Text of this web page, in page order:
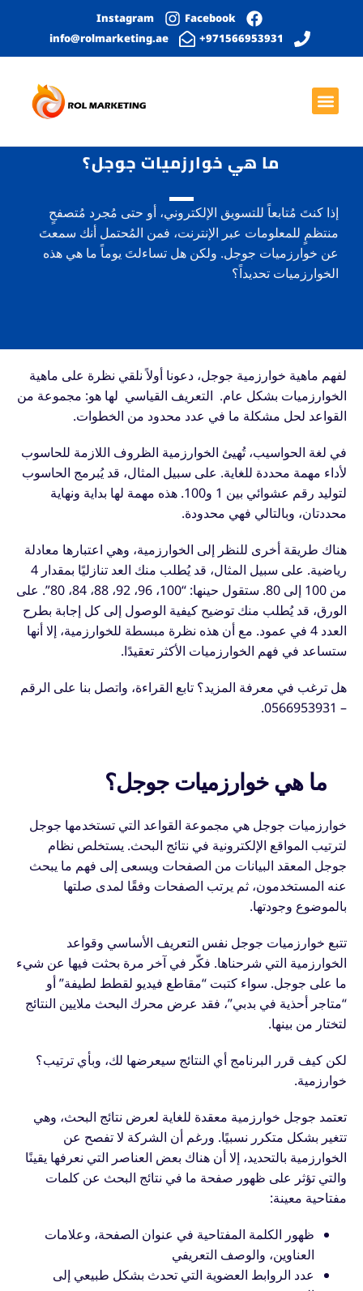
Facebook
Instagram
971566953931+
info@rolmarketing.ae
ما هي خوارزميات جوجل؟
إذا كنتَ مُتابعاً للتسويق الإلكتروني، أو حتى مُجرد مُتصفحٍ
منتظمٍ للمعلومات عبر الإنترنت، فمن المُحتمل أنك سمعتَ
عن خوارزميات جوجل. ولكن هل تساءلتَ يوماً ما هي هذه
الخوارزميات تحديداً؟
لفهم ماهية خوارزمية جوجل، دعونا أولاً نلقي نظرة على ماهية
الخوارزميات بشكل عام. التعريف القياسي لها هو: مجموعة من
القواعد لحل مشكلة ما في عدد محدود من الخطوات.
في لغة الحواسيب، تُهيئ الخوارزمية الظروف اللازمة للحاسوب
لأداء مهمة محددة للغاية. على سبيل المثال، قد يُبرمج الحاسوب
لتوليد رقم عشوائي بين 1 و100. هذه مهمة لها بداية ونهاية
محددتان، وبالتالي فهي محدودة.
هناك طريقة أخرى للنظر إلى الخوارزمية، وهي اعتبارها معادلة
رياضية. على سبيل المثال، قد يُطلب منك العد تنازليًا بمقدار 4
من 100 إلى 80. ستقول حينها: “100، 96، 92، 88، 84، 80”. على
الورق، قد يُطلب منك توضيح كيفية الوصول إلى كل إجابة بطرح
العدد 4 في عمود. مع أن هذه نظرة مبسطة للخوارزمية، إلا أنها
ستساعد في فهم الخوارزميات الأكثر تعقيدًا.
هل ترغب في معرفة المزيد؟ تابع القراءة، واتصل بنا على الرقم
– 0566953931
.
ما هي خوارزميات جوجل؟
خوارزميات جوجل هي مجموعة القواعد التي تستخدمها جوجل
لترتيب المواقع الإلكترونية في نتائج البحث. يستخلص نظام
جوجل المعقد البيانات من الصفحات ويسعى إلى فهم ما يبحث
عنه المستخدمون، ثم يرتب الصفحات وفقًا لمدى صلتها
بالموضوع وجودتها.
تتبع خوارزميات جوجل نفس التعريف الأساسي وقواعد
الخوارزمية التي شرحناها. فكّر في آخر مرة بحثت فيها عن شيء
ما على جوجل. سواء كتبت “مقاطع فيديو لقطط لطيفة” أو
“متاجر أحذية في بدبي”، فقد عرض محرك البحث ملايين النتائج
لتختار من بينها.
لكن كيف قرر البرنامج أي النتائج سيعرضها لك، وبأي ترتيب؟
خوارزمية.
تعتمد جوجل خوارزمية معقدة للغاية لعرض نتائج البحث، وهي
تتغير بشكل متكرر نسبيًا. ورغم أن الشركة لا تفصح عن
الخوارزمية بالتحديد، إلا أن هناك بعض العناصر التي نعرفها يقينًا
والتي تؤثر على ظهور صفحة ما في نتائج البحث عن كلمات
مفتاحية معينة:
ظهور الكلمة المفتاحية في عنوان الصفحة، وعلامات
العناوين، والوصف التعريفي
عدد الروابط العضوية التي تحدث بشكل طبيعي إلى